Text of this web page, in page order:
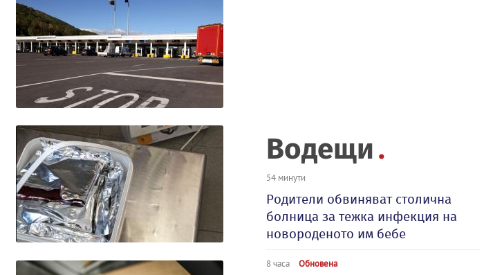
Водещи
54 минути
Родители обвиняват столична
болница за тежка инфекция на
новороденото им бебе
8 часа Обновена